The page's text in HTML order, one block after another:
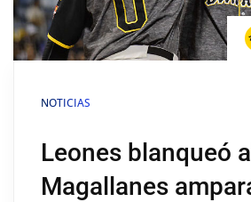
NOTICIAS
Leones blanqueó
Magallanes